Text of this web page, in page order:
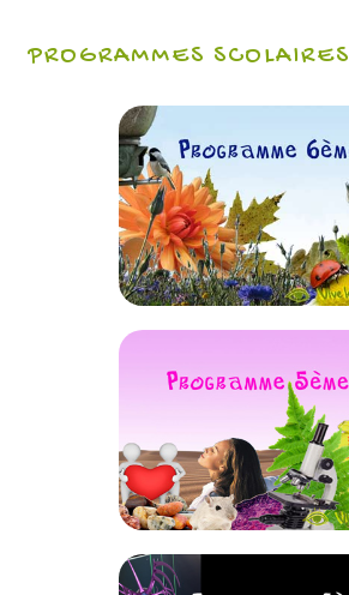
PROGRAMMES SCOLAIRES